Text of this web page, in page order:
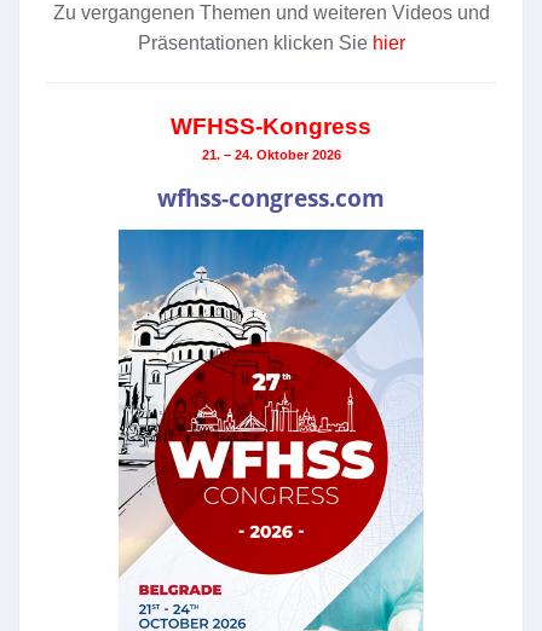
Zu vergangenen Themen und weiteren Videos und
Präsentationen klicken Sie hier
WFHSS-Kongress
21. – 24. Oktober 2026
wfhss-congress.com